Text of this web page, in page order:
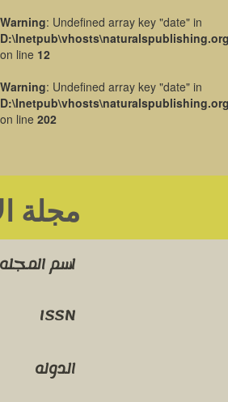
Warning: Undefined array key "date" in
on line 12
Warning: Undefined array key "date" in
on line 202
مجلة
اسم المجله
ISSN
الدوله